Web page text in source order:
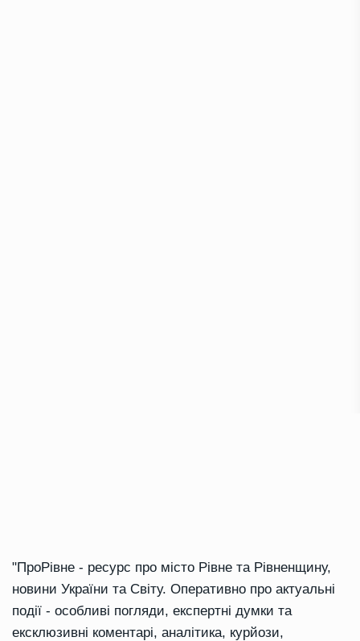
"ПроРівне - ресурс про місто Рівне та Рівненщину,
новини України та Світу. Оперативно про актуальні
події - особливі погляди, експертні думки та
ексклюзивні коментарі, аналітика, курйози,